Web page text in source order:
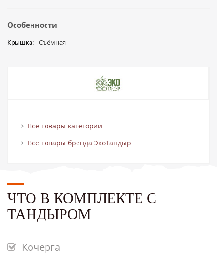
Особенности
Крышка Съёмная
Все товары категории
Все товары бренда ЭкоТандыр
ЧТО В КОМПЛЕКТЕ С
ТАНДЫРОМ
Кочерга